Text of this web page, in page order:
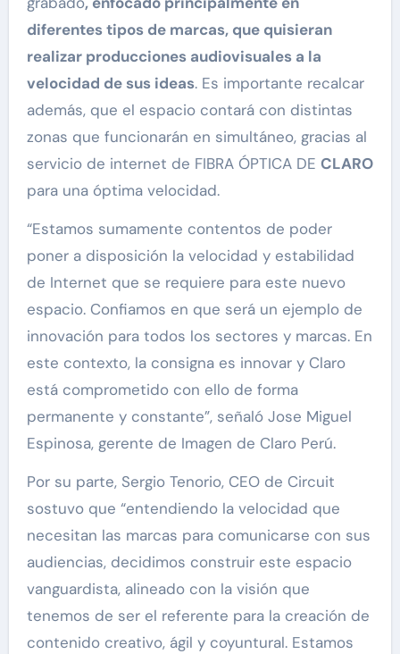
diferentes tipos de marcas, que quisieran
realizar producciones audiovisuales a la
velocidad de sus ideas. Es importante recalcar
además, que el espacio contará con distintas
zonas que funcionarán en simultáneo, gracias al
servicio de internet de FIBRA ÓPTICA DE CLARO
para una óptima velocidad.
“Estamos sumamente contentos de poder
poner a disposición la velocidad y estabilidad
de Internet que se requiere para este nuevo
espacio. Confiamos en que será un ejemplo de
innovación para todos los sectores y marcas. En
este contexto, la consigna es innovar y Claro
está comprometido con ello de forma
permanente y constante”, señaló Jose Miguel
Espinosa, gerente de Imagen de Claro Perú.
Por su parte, Sergio Tenorio, CEO de Circuit
sostuvo que “entendiendo la velocidad que
necesitan las marcas para comunicarse con sus
audiencias, decidimos construir este espacio
vanguardista, alineado con la visión que
tenemos de ser el referente para la creación de
contenido creativo, ágil y coyuntural. Estamos